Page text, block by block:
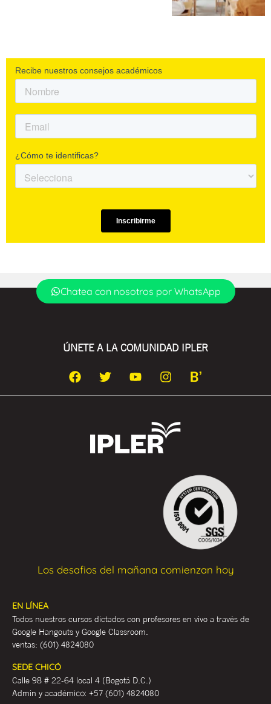
Chatea con nosotros por WhatsApp
ÚNETE A LA COMUNIDAD IPLER
Los desafios del mañana comienzan hoy
EN LÍNEA
Todos nuestros cursos dictados con profesores en vivo a través de
Google Hangouts y Google Classroom.
ventas: (601) 4824080
SEDE CHICÓ
Calle 98 # 22-64 local 4 (Bogotá D.C.)
Admin y académico: +57 (601) 4824080